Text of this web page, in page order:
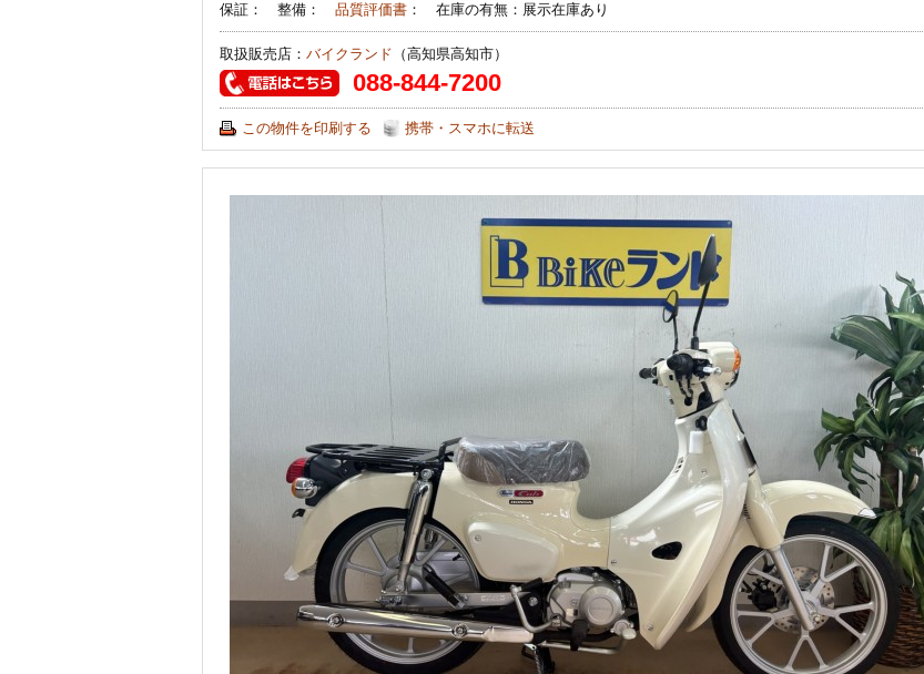
保証： 整備： 品質評価書： 在庫の有無：展示在庫あり
取扱販売店： バイクランド （高知県高知市）
088-844-7200
この物件を印刷する 携帯・スマホに転送